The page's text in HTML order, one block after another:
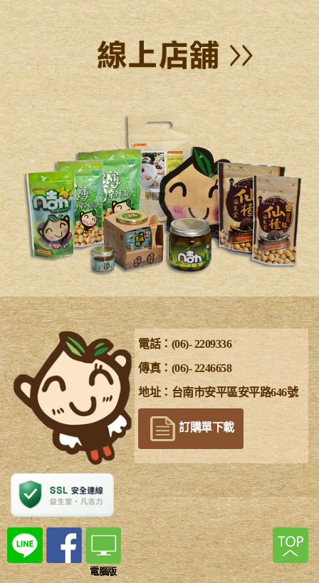
電話：(06)- 2209336
傳真：(06)- 2246658
地址：台南市安平區安平路646號
訂購單下載
電腦版